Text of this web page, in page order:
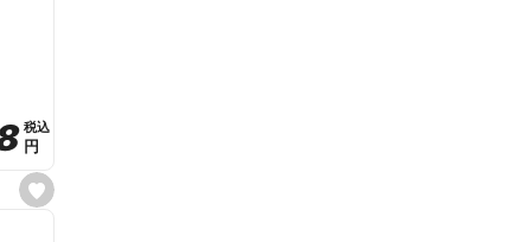
e
s
e
税込
税込
円
円